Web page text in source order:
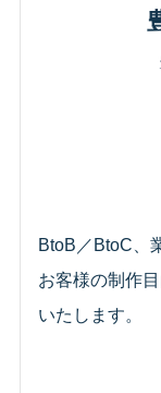
BtoB／BtoC、
お客様の制作
いたします。